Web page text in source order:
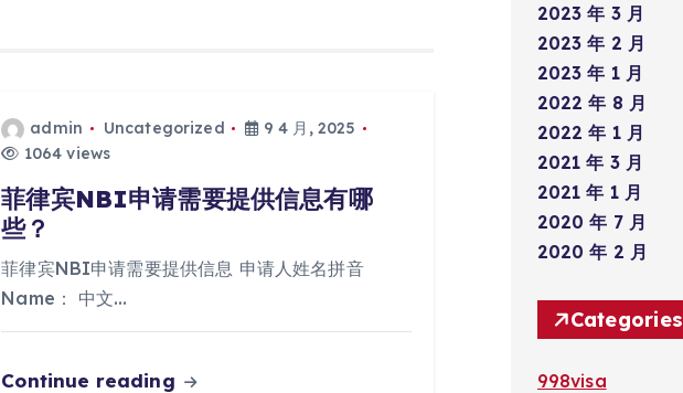
admin Uncategorized
9 4 月, 2025
1064 views
菲律宾NBI申请需要提供信息有哪
些？
菲律宾NBI申请需要提供信息 申请人姓名拼音
Name： 中文…
Continue reading
2023 年 3 月
2023 年 2 月
2023 年 1 月
2022 年 8 月
2022 年 1 月
2021 年 3 月
2021 年 1 月
2020 年 7 月
2020 年 2 月
Categories
998visa